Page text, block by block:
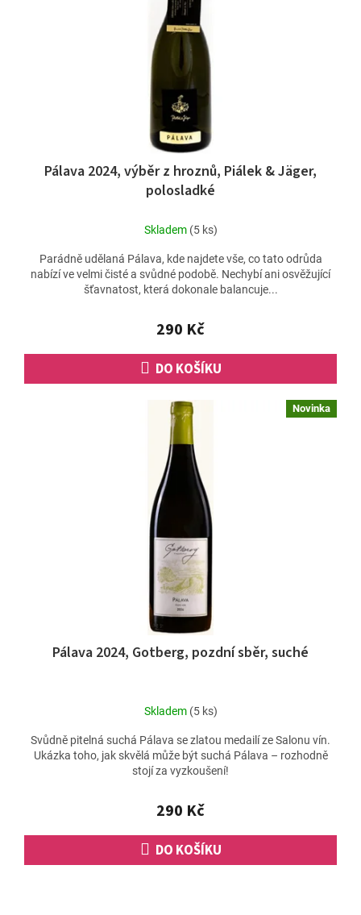
Pálava 2024, výběr z hroznů, Piálek & Jäger,
polosladké
Skladem (5 ks)
290 Kč
DO KOŠÍKU
Parádně udělaná Pálava, kde najdete vše, co tato odrůda
nabízí ve velmi čisté a svůdné podobě. Nechybí ani osvěžující
šťavnatost, která dokonale balancuje...
Novinka
Pálava 2024, Gotberg, pozdní sběr, suché
Skladem (5 ks)
290 Kč
DO KOŠÍKU
Svůdně pitelná suchá Pálava se zlatou medailí ze Salonu vín.
Ukázka toho, jak skvělá může být suchá Pálava – rozhodně
stojí za vyzkoušení!